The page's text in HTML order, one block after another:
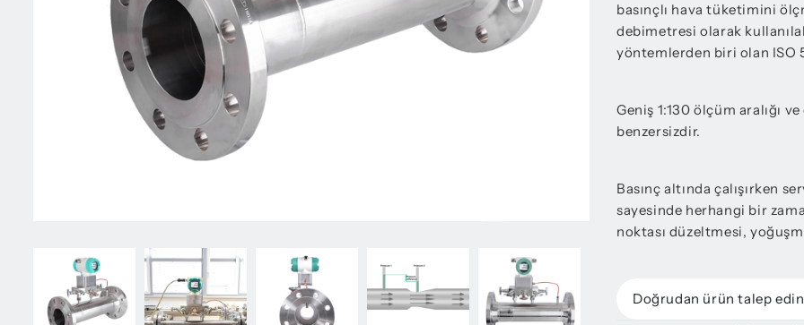
basınçlı hava tüketimini
debimetresi olarak
yöntemlerden biri olan ISO
Geniş 1:130 ölçüm aralığı
benzersizdir.
Basınç altında çalışırken
sayesinde herhangi bir
noktası düzeltmesi,
Doğrudan ürün talep edin